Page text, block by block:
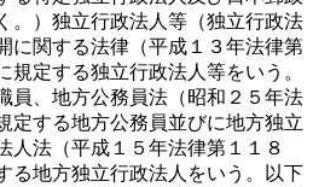
。）独立行政法人等（独立行政法
に関する法律（平成１３年法律第
規定する独立行政法人等をいう。
員、地方公務員法（昭和２５年法
定する地方公務員並びに地方独立
人法（平成１５年法律第１１８
る地方独立行政法人をいう。以下